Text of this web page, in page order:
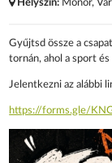
Helyszín: Monor,
Gyűjtsd össze a
tornán, ahol a sport
Jelentkezni az alábbi
https://forms.gle/